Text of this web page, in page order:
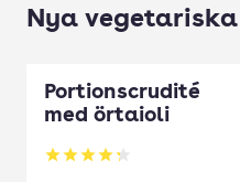
Nya
Portionscrudité
med örtaioli
Betyg: 4.27 av 5